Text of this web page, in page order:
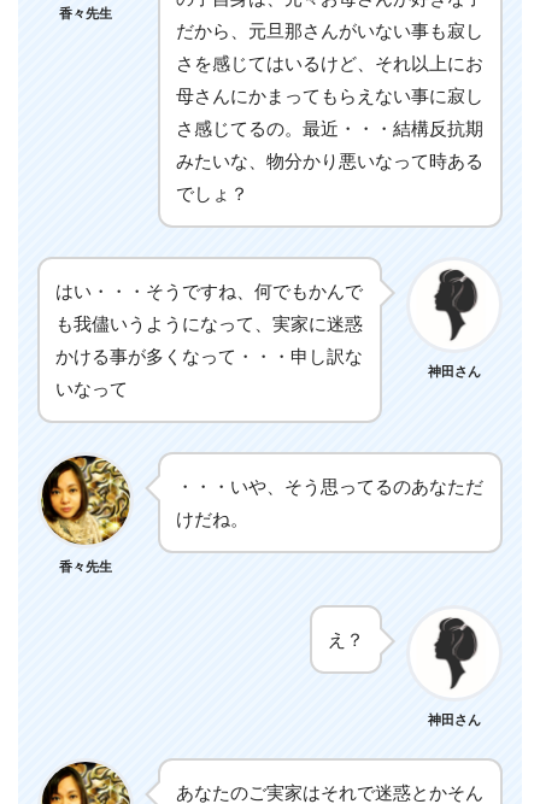
香々先生
だから、元旦那さんがいない事も寂し
さを感じてはいるけど、それ以上にお
母さんにかまってもらえない事に寂し
さ感じてるの。最近・・・結構反抗期
みたいな、物分かり悪いなって時ある
でしょ？
はい・・・そうですね、何でもかんで
も我儘いうようになって、実家に迷惑
かける事が多くなって・・・申し訳な
いなって
神田さん
香々先生
・・・いや、そう思ってるのあなただ
けだね。
え？
神田さん
あなたのご実家はそれで迷惑とかそん